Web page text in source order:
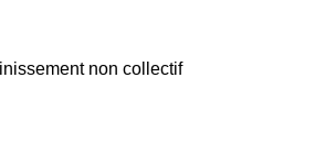
non collectif